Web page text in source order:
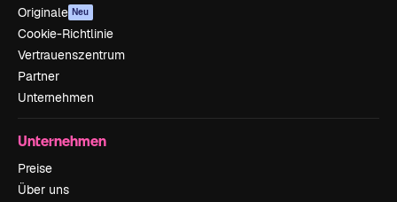
Originale Neu
Cookie-Richtlinie
Vertrauenszentrum
Partner
Unternehmen
Unternehmen
Preise
Über uns